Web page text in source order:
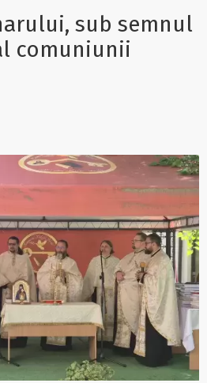
sub semnul
comuniunii